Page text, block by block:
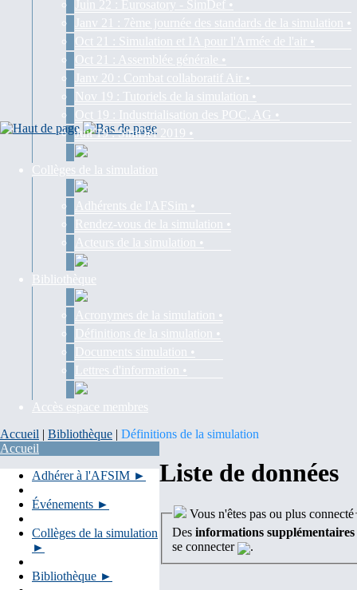
Juin 22 : Eurosatory - SimDef •
Janv 21 : 7ème journée des standards de la simulation •
Oct 21 : Simulation et IA pour l'Armée de l'air •
Oct 21 : Assemblée générale •
Janv 20 : Combat collaboratif Air •
Nov 19 : Tutoriels de la simulation •
Oct 19 : Industrialisation des POC, AG •
Juil 19 : SimDef 2019 •
Collèges de la simulation
Adhérents de l'AFSim •
Rendez-vous de la simulation •
Acteurs de la simulation •
Bibliothèque
Acronymes de la simulation •
Définitions de la simulation •
Documents simulation •
Lettres d'information •
Accès espace membres
Accueil | Bibliothèque | Définitions de la simulation
Accueil
Adhérer à l'AFSIM ►
Événements ►
Collèges de la simulation
►
Bibliothèque ►
Liste de données
Vous n'êtes pas ou plus connecté
Des informations supplémentaires
se connecter
.